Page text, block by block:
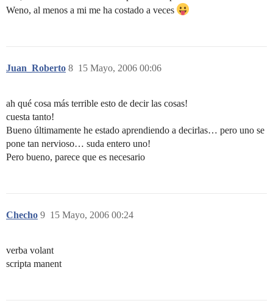
Weno, al menos a mi me ha costado a veces
Juan_Roberto 15 Mayo, 2006 00:06
8
ah qué cosa más terrible esto de decir las cosas!
cuesta tanto!
Bueno últimamente he estado aprendiendo a decirlas… pero uno se
pone tan nervioso… suda entero uno!
Pero bueno, parece que es necesario
Checho 15 Mayo, 2006 00:24
9
verba volant
scripta manent